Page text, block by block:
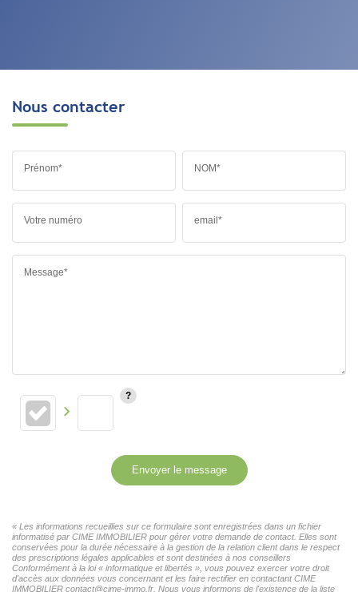
Nous contacter
Prénom* NOM*
Votre numéro email*
Message*
Envoyer le message
« Les informations recueillies sur ce formulaire sont enregistrées dans un fichier
informatisé par CIME IMMOBILIER pour gérer votre demande de contact. Elles sont
conservées pour la durée nécessaire à la gestion de la relation client dans le respect
des prescriptions légales applicables et sont destinées à nos conseillers
Conformément à la loi « informatique et libertés », vous pouvez exercer votre droit
d'accès aux données vous concernant et les faire rectifier en contactant CIME
IMMOBILIER contact@cime-immo.fr. Nous vous informons de l'existence de la liste